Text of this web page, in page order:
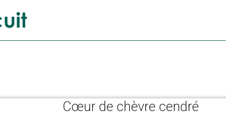
Cœur de chèvre cendré